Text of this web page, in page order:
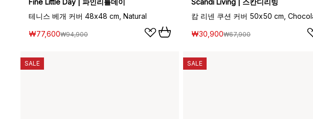
Fine Little Day | 파인리틀데이
테니스 베개 커버 48x48 cm, Natural
₩77,600₩94,900
Scandi Living | 스칸디리빙
₩30,900₩67,900
SALE SALE